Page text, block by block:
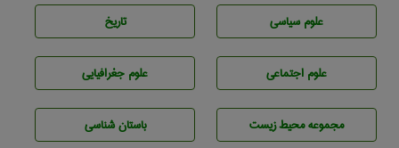
علوم سياسی تاريخ
علوم اجتماعی علوم جغرافيايی
مجموعه محيط زيست باستان شناسی